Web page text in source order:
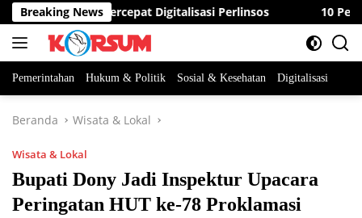
Langsung
ke
konten
Breaking News
Minta ASN Percepat Digitalisasi Perlinsos 10 Peserta
Pemerintahan Hukum & Politik Sosial & Kesehatan Digitalisasi
Beranda Wisata & Lokal
Wisata & Lokal
Bupati Dony Jadi Inspektur Upacara
Peringatan HUT ke-78 Proklamasi